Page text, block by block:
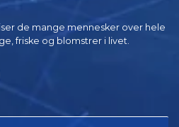
de mange mennesker over hele
friske og blomstrer i livet.